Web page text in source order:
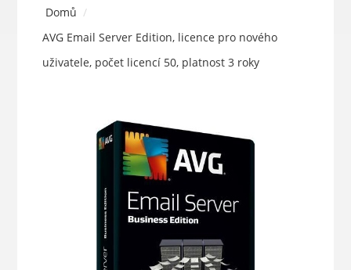
Domů /
AVG Email Server Edition, licence pro nového
uživatele, počet licencí 50, platnost 3 roky